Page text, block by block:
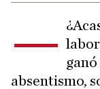
—
absentismo,